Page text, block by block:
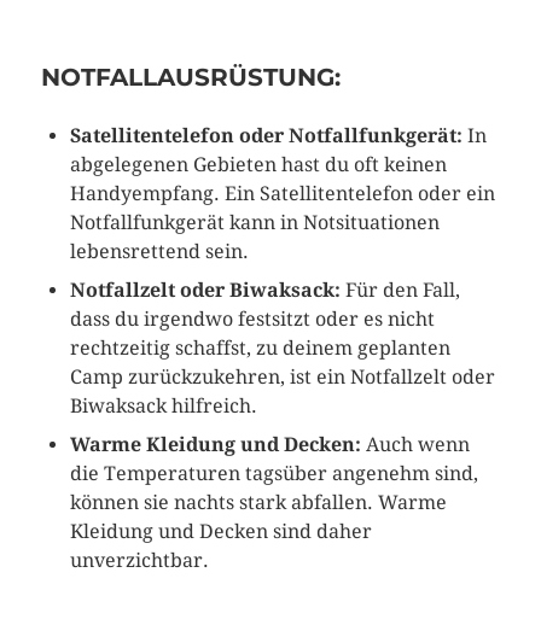
NOTFALLAUSRÜSTUNG:
Satellitentelefon oder Notfallfunkgerät: In
abgelegenen Gebieten hast du oft keinen
Handyempfang. Ein Satellitentelefon oder ein
Notfallfunkgerät kann in Notsituationen
lebensrettend sein.
Notfallzelt oder Biwaksack: Für den Fall,
dass du irgendwo festsitzt oder es nicht
rechtzeitig schaffst, zu deinem geplanten
Camp zurückzukehren, ist ein Notfallzelt oder
Biwaksack hilfreich.
Warme Kleidung und Decken: Auch wenn
die Temperaturen tagsüber angenehm sind,
können sie nachts stark abfallen. Warme
Kleidung und Decken sind daher
unverzichtbar.